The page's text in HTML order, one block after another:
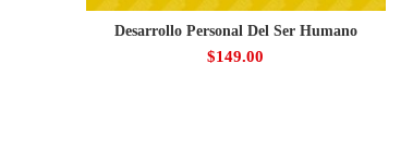
Desarrollo Personal Del Ser Humano
$149.00